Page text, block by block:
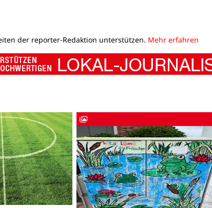
der reporter-Redaktion unterstützen. Mehr erfahren